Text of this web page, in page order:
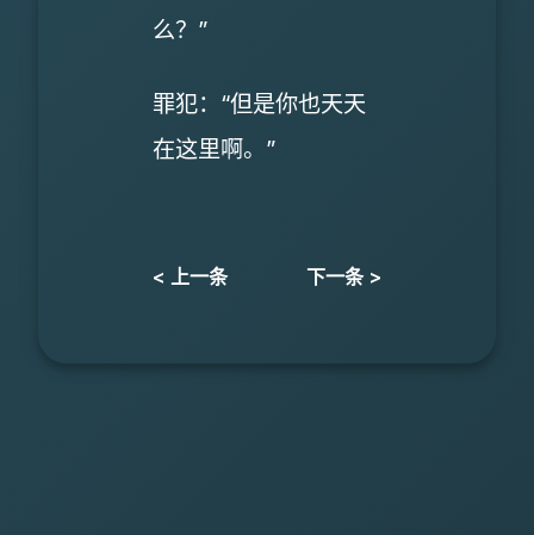
么？”
罪犯：“但是你也天天
在这里啊。”
< 上一条 下一条 >